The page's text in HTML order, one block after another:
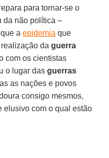
para tornar-se o
da não política –
que aepidemia que
realização daguerra
com os cientistas
o lugar dasguerras
as nações e povos
consigo mesmos,
elusivo com o qual estão